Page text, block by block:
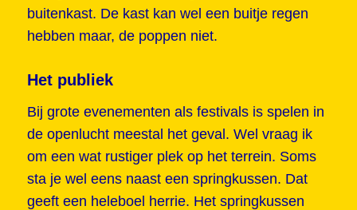
buitenkast. De kast kan wel een buitje regen
hebben maar, de poppen niet.
Het publiek
Bij grote evenementen als festivals is spelen in
de openlucht meestal het geval. Wel vraag ik
om een wat rustiger plek op het terrein. Soms
sta je wel eens naast een springkussen. Dat
geeft een heleboel herrie. Het springkussen